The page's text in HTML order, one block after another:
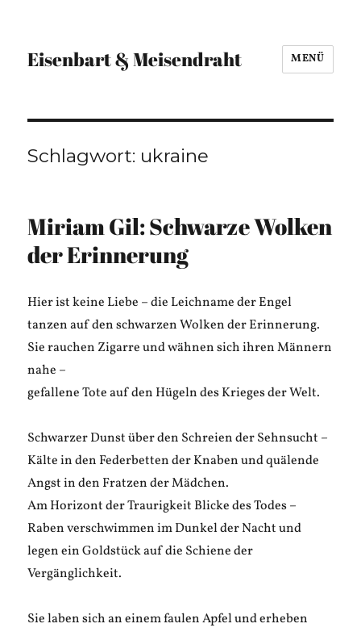
Eisenbart & Meisendraht MENÜ
Schlagwort: ukraine
Miriam Gil: Schwarze Wolken
der Erinnerung
Hier ist keine Liebe – die Leichname der Engel
tanzen auf den schwarzen Wolken der Erinnerung.
Sie rauchen Zigarre und wähnen sich ihren Männern
nahe –
gefallene Tote auf den Hügeln des Krieges der Welt.
Schwarzer Dunst über den Schreien der Sehnsucht –
Kälte in den Federbetten der Knaben und quälende
Angst in den Fratzen der Mädchen.
Am Horizont der Traurigkeit Blicke des Todes –
Raben verschwimmen im Dunkel der Nacht und
legen ein Goldstück auf die Schiene der
Vergänglichkeit.
Sie laben sich an einem faulen Apfel und erheben